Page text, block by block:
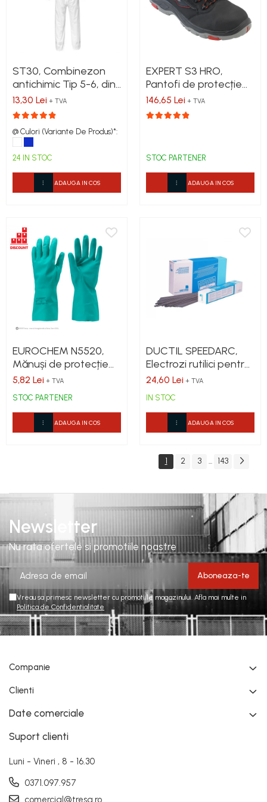
Discuri, coli și role abrazive
Echipamente & Consumabile
Electrozi și sârmă sudură
Echipamente sudura
Etanșare, Izolare, Lipire
Materiale izolare, etansare
Spume, Silicoane, Adezivi & Conexe
Pistoale spumă și silicon
Benzi adezive
ST30, Combinezon
antichimic Tip 5-6, din
polipropilena [PP]
13,30 Lei + TVA
@ Culori (Variante De Produs)*:
24 IN STOC
ADAUGA IN COS
EXPERT S3 HRO,
Pantofi de protecție
din piele nubuck,
bombeu din fibră de
SRC rezistentă la
temperaturi înalte
146,65 Lei + TVA
STOC PARTENER
ADAUGA IN COS
EUROCHEM N5520,
Mănuși de protecție
din acrilonitril, lungime
mm
5,82 Lei + TVA
STOC PARTENER
ADAUGA IN COS
DUCTIL SPEEDARC,
Electrozi rutilici pentru
MMA, Oteluri C-Mn si
24,60 Lei + TVA
IN STOC
ADAUGA IN COS
1 2 3 ... 143
Newsletter
Nu rata ofertele si promotiile noastre
Vreau sa primesc newsletter cu promotiile magazinului. Afla mai multe in
Politica de Confidentialitate
Companie
Clienti
Date comerciale
Suport clienti
Luni - Vineri , 8 - 16.30
0371.097.957
comercial@tresa.ro